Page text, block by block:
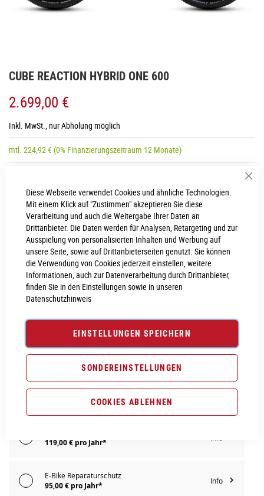
Diese Webseite verwendet Cookies und ähnliche Technologien.
Mit einem Klick auf "Zustimmen" akzeptieren Sie diese
Verarbeitung und auch die Weitergabe Ihrer Daten an
Drittanbieter. Die Daten werden für Analysen, Retargeting und zur
Ausspielung von personalisierten Inhalten und Werbung auf
unsere Seite, sowie auf Drittanbieterseiten genutzt. Sie können
die Verwendung von Cookies jederzeit einstellen, weitere
Informationen, auch zur Datenverarbeitung durch Drittanbieter,
finden Sie in den Einstellungen sowie in unseren
Datenschutzhinweis
EINSTELLUNGEN SPEICHERN
SONDEREINSTELLUNGEN
COOKIES ABLEHNEN
Anfang
Bildgalerie
CUBE REACTION HYBRID ONE 600
2.699,00 €
Inkl. MwSt., nur Abholung möglich
mtl. 224,92€(0% Finanzierungszeitraum 12 Monate)
RAHMENHÖHE
Easy Entry S Easy Entry XL
Easy Entry L Easy Entry M
IN DEN WARENKORB
PROBEFAHRT VEREINBAREN
Vergleichsliste:hinzufügen|ansehen
Extra Schutz? Jetzt Tarife entdecken!
119,00 € pro Jahr*
E-Bike Reparaturschutz
95,00 € pro Jahr*
Info